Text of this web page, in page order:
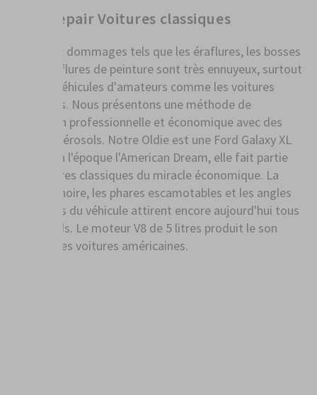
Spot Repair Voitures classiques
Les petits dommages tels que les éraflures, les bosses
et les éraflures de peinture sont très ennuyeux, surtout
pour les véhicules d'amateurs comme les voitures
classiques. Nous présentons une méthode de
réparation professionnelle et économique avec des
bombes aérosols. Notre Oldie est une Ford Galaxy XL
de 1970, à l'époque l'American Dream, elle fait partie
des voitures classiques du miracle économique. La
calandre noire, les phares escamotables et les angles
prononcés du véhicule attirent encore aujourd'hui tous
les regards. Le moteur V8 de 5 litres produit le son
typique des voitures américaines.